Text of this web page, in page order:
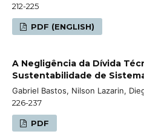
212-225
PDF (ENGLISH)
A Negligência da Dívida
Sustentabilidade de
Gabriel Bastos, Nilson Lazarin,
226-237
PDF